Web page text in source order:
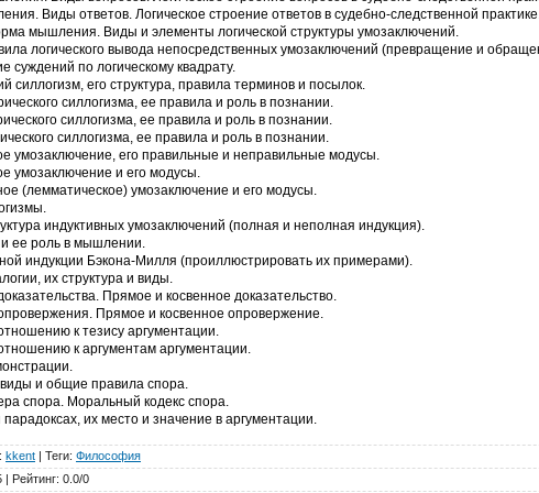
Виды ответов. Логическое строение ответов в судебно-следственной практике.
мышления. Виды и элементы логической структуры умозаключений.
логического вывода непосредственных умозаключений (превращение и
суждений по логическому квадрату.
силлогизм, его структура, правила терминов и посылок.
силлогизма, ее правила и роль в познании.
силлогизма, ее правила и роль в познании.
силлогизма, ее правила и роль в познании.
умозаключение, его правильные и неправильные модусы.
умозаключение и его модусы.
(лемматическое) умозаключение и его модусы.
индуктивных умозаключений (полная и неполная индукция).
ее роль в мышлении.
индукции Бэкона-Милля (проиллюстрировать их примерами).
их структура и виды.
Прямое и косвенное доказательство.
Прямое и косвенное опровержение.
к тезису аргументации.
к аргументам аргументации.
виды и общие правила спора.
спора. Моральный кодекс спора.
их место и значение в аргументации.
: kkent | Теги: Философия
| Рейтинг: 0.0/0